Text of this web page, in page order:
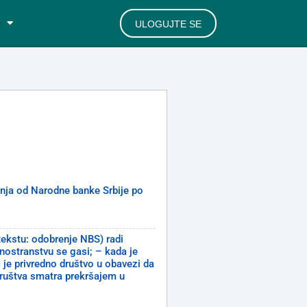
ULOGUJTE SE
od Narodne banke Srbije po
odobrenje NBS) radi
se gasi; – kada je
privredno društvo u obavezi da
smatra prekršajem u